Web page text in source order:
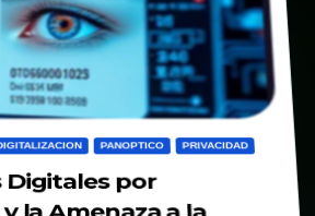
PANOPTICO PRIVACIDAD
por